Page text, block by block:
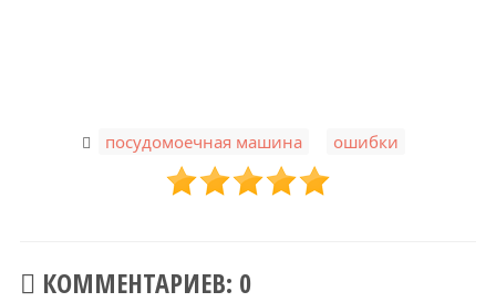
посудомоечная машина ошибки
КОММЕНТАРИЕВ: 0